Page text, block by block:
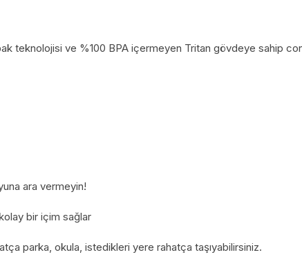
teknolojisi ve %100 BPA içermeyen Tritan gövdeye sahip
ara vermeyin!
kolay bir içim sağlar
parka, okula, istedikleri yere rahatça taşıyabilirsiniz.